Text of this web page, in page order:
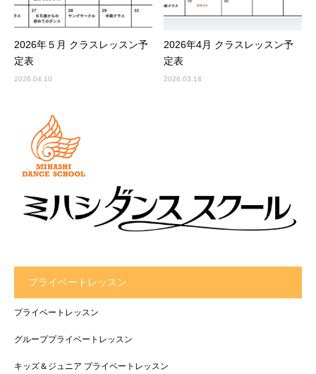
2026年５月 クラスレッスン予
定表
2026.04.10
2026年4月 クラスレッスン予
定表
2026.03.14
プライベートレッスン
プライベートレッスン
グループプライベートレッスン
キッズ＆ジュニア プライベートレッスン